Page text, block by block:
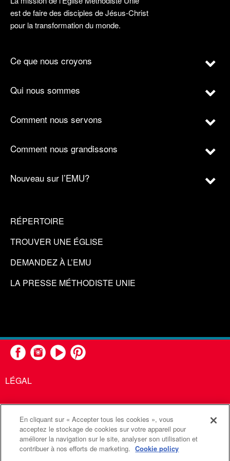
est de faire des disciples de Jésus-Christ
pour la transformation du monde.
Ce que nous croyons
Qui nous sommes
Comment nous servons
Comment nous grandissons
Nouveau sur l’EMU?
RÉPERTOIRE
TROUVER UNE ÉGLISE
DEMANDEZ À L’EMU
LA PRESSE MÉTHODISTE UNIE
LÉGAL
United Methodist Communications est une agence de l'Église
Méthodiste Unie
Communications Méthodistes Unies. Tous droits
En cliquant sur « Accepter tous les cookies », vous
acceptez le stockage de cookies sur votre appareil pour
améliorer la navigation sur le site, analyser son utilisation et
contribuer à nos efforts de marketing. Cookie policy